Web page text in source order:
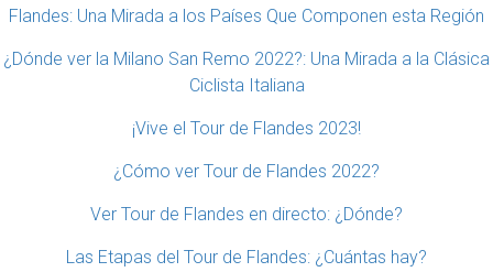
Flandes: Una Mirada a los Países Que Componen esta Región
¿Dónde ver la Milano San Remo 2022?: Una Mirada a la Clásica
Ciclista Italiana
¡Vive el Tour de Flandes 2023!
¿Cómo ver Tour de Flandes 2022?
Ver Tour de Flandes en directo: ¿Dónde?
Las Etapas del Tour de Flandes: ¿Cuántas hay?